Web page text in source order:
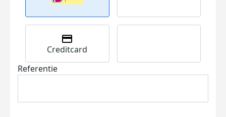
Creditcard
Referentie